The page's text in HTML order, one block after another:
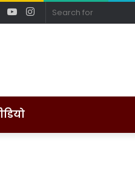
Instagram
YouTube